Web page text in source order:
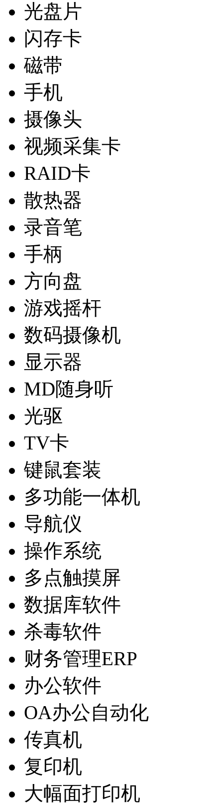
光盘片
闪存卡
磁带
手机
摄像头
视频采集卡
RAID卡
散热器
录音笔
手柄
方向盘
游戏摇杆
数码摄像机
显示器
MD随身听
光驱
TV卡
键鼠套装
多功能一体机
导航仪
操作系统
多点触摸屏
数据库软件
杀毒软件
财务管理ERP
办公软件
OA办公自动化
传真机
复印机
大幅面打印机